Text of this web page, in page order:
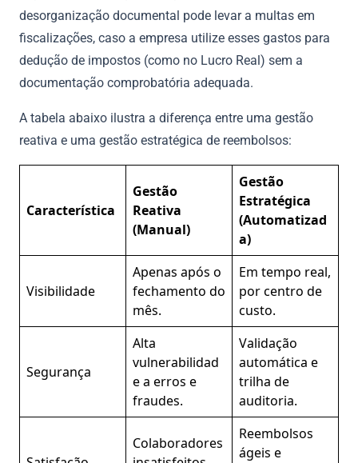
desorganização documental pode levar a multas em
fiscalizações, caso a empresa utilize esses gastos para
dedução de impostos (como no Lucro Real) sem a
documentação comprobatória adequada.
A tabela abaixo ilustra a diferença entre uma gestão
reativa e uma gestão estratégica de reembolsos:
Característica
Gestão
Reativa
(Manual)
Gestão
Estratégica
(Automatizad
a)
Visibilidade
Apenas após o
fechamento do
mês.
Em tempo real,
por centro de
custo.
Segurança
Alta
vulnerabilidad
e a erros e
fraudes.
Validação
automática e
trilha de
auditoria.
Colaboradores
Reembolsos
ágeis e